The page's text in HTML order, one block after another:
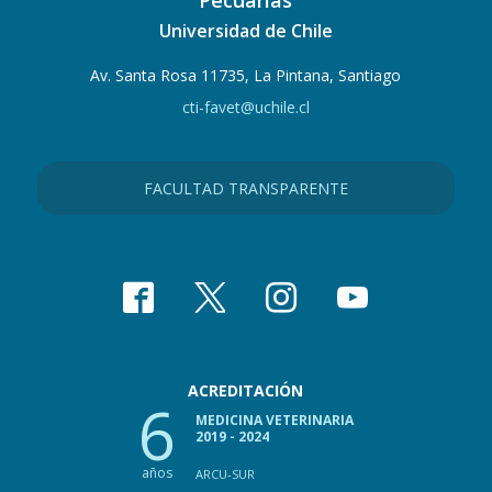
Universidad de Chile
Av. Santa Rosa 11735, La Pintana, Santiago
cti-favet@uchile.cl
FACULTAD TRANSPARENTE
ACREDITACIÓN
6
años
MEDICINA VETERINARIA
2019 - 2024
ARCU-SUR